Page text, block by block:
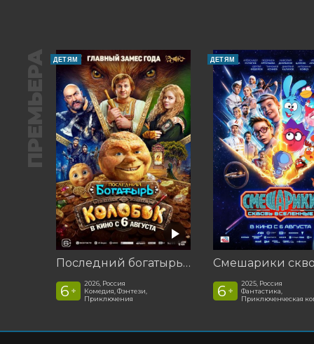
ПРЕМЬЕРА ДЕТЯМ
Последний богатырь. Колобок
6 +
2026, Россия
Комедия, Фэнтези,
Приключения
ДЕТЯМ
6 +
2025, Россия
Фантастика,
Приключенческая